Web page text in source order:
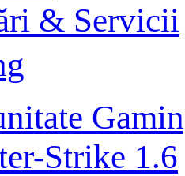
& Servicii
Strike 1.6